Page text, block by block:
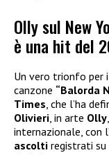
Olly sul New
è una hit del
Un vero trionfo per
canzone “Balorda
Times, che l’ha
Olivieri, in arte Olly
internazionale, con
ascolti registrati su